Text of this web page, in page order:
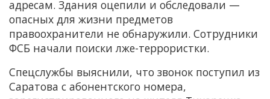
адресам. Здания оцепили и обследовали —
опасных для жизни предметов
правоохранители не обнаружили. Сотрудники
ФСБ начали поиски лже-террористки.
Спецслужбы выяснили, что звонок поступил из
Саратова с абонентского номера,